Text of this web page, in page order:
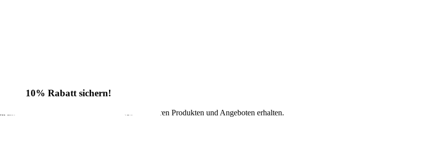
10% Rabatt sichern!
im Onlineshop sowie regelmäßige Infos zu unseren Produkten und Angeboten erhalten.